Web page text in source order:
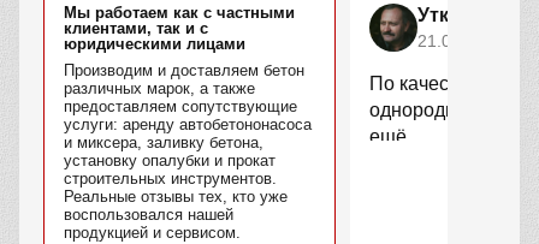
Мы работаем как с частными
клиентами, так и с
юридическими лицами
Производим и доставляем бетон
различных марок, а также
предоставляем сопутствующие
услуги: аренду автобетононасоса
и миксера, заливку бетона,
установку опалубки и прокат
строительных инструментов.
Реальные отзывы тех, кто уже
воспользовался нашей
продукцией и сервисом.
Уткин
21.04.2025
По качеству
однородный, без
ещё.